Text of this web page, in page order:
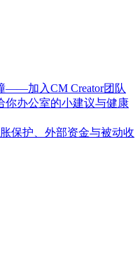
——加入CM Creator团队
你办公室的小建议与健康
保护、外部资金与被动收